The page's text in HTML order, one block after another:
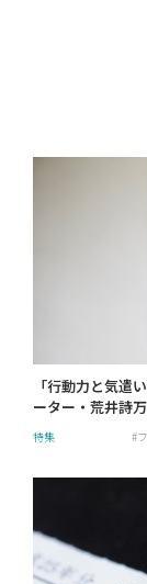
「行動力と気遣
ーター・荒井詩
特集